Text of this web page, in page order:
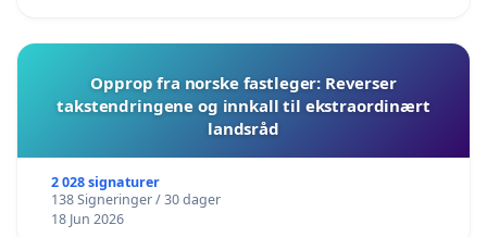
Opprop fra norske fastleger: Reverser
takstendringene og innkall til ekstraordinært
landsråd
2 028 signaturer
138 Signeringer / 30 dager
18 Jun 2026